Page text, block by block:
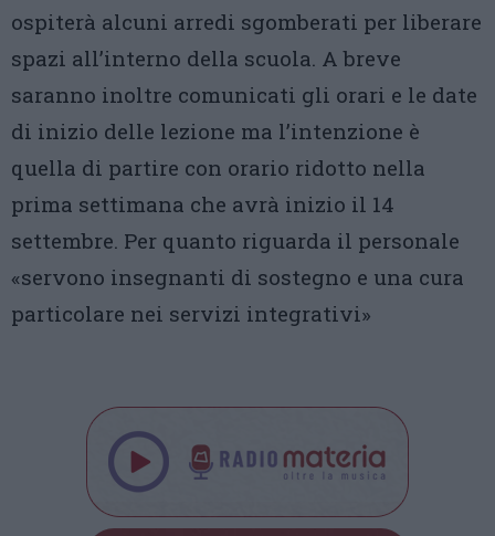
ospiterà alcuni arredi sgomberati per liberare
spazi all’interno della scuola. A breve
saranno inoltre comunicati gli orari e le date
di inizio delle lezione ma l’intenzione è
quella di partire con orario ridotto nella
prima settimana che avrà inizio il 14
settembre. Per quanto riguarda il personale
«servono insegnanti di sostegno e una cura
particolare nei servizi integrativi»